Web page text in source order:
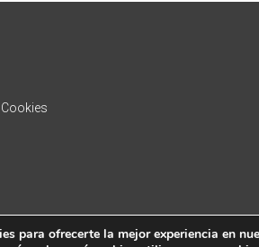
para ofrecerte la mejor experiencia en